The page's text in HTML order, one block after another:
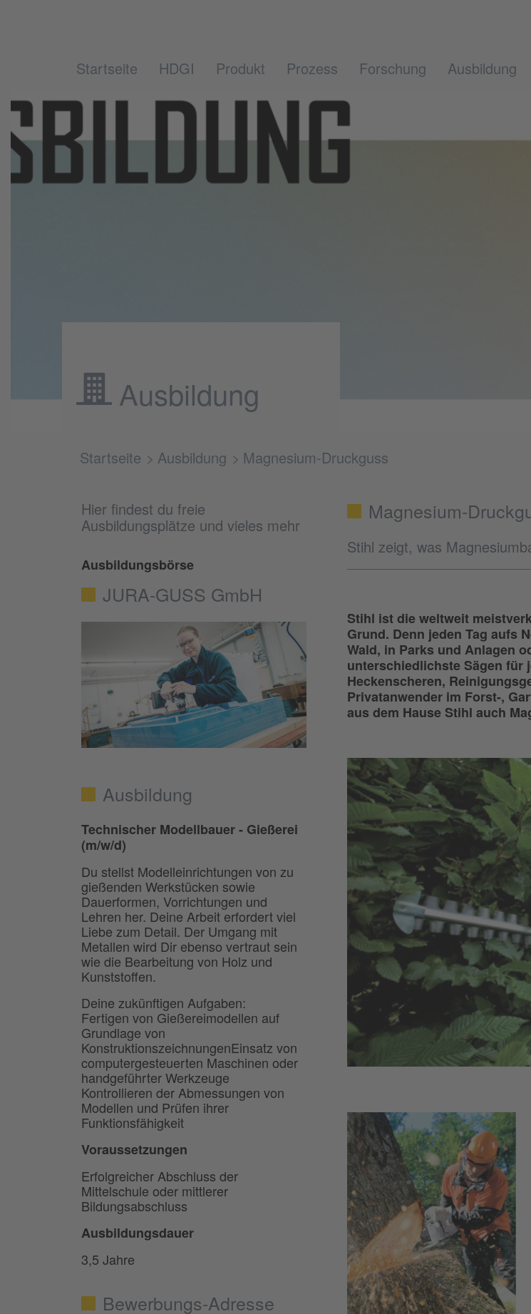
Startseite HDGI Produkt Prozess Forschung Ausbildung
Ausbildung
Startseite Ausbildung Magnesium-Druckguss
Hier findest du freie
Ausbildungsplätze und vieles mehr
Ausbildungsbörse
JURA-GUSS GmbH
Ausbildung
Technischer Modellbauer - Gießerei
(m/w/d)
Du stellst Modelleinrichtungen von zu
gießenden Werkstücken sowie
Dauerformen, Vorrichtungen und
Lehren her. Deine Arbeit erfordert viel
Liebe zum Detail. Der Umgang mit
Metallen wird Dir ebenso vertraut sein
wie die Bearbeitung von Holz und
Kunststoffen.
Deine zukünftigen Aufgaben:
Fertigen von Gießereimodellen auf
Grundlage von
KonstruktionszeichnungenEinsatz von
computergesteuerten Maschinen oder
handgeführter Werkzeuge
Kontrollieren der Abmessungen von
Modellen und Prüfen ihrer
Funktionsfähigkeit
Voraussetzungen
Erfolgreicher Abschluss der
Mittelschule oder mittlerer
Bildungsabschluss
Ausbildungsdauer
3,5 Jahre
Bewerbungs-Adresse
Magnesium-
Stihl zeigt, was
Stihl ist die weltweit
Grund. Denn jeden Tag aufs
Wald, in Parks und Anlagen
unterschiedlichste Sägen für
Heckenscheren,
Privatanwender im Forst-,
aus dem Hause Stihl auch